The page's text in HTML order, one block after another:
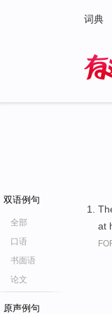
词典
双语例句
全部
口语
书面语
论文
原声例句
at